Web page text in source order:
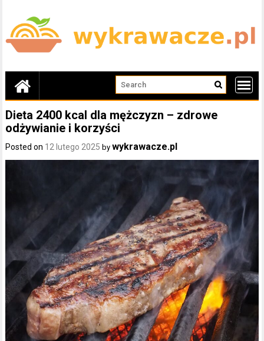
content
Dieta 2400 kcal dla mężczyzn – zdrowe
odżywianie i korzyści
Posted on 12 lutego 2025 bywykrawacze.pl